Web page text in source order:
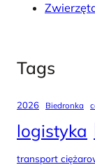
Tags
2026 Biedronka
logistyka
transport